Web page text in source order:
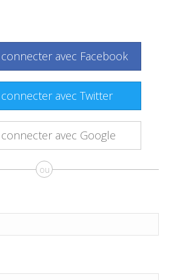
connecter avec Facebook
connecter avec Twitter
connecter avec Google
ou